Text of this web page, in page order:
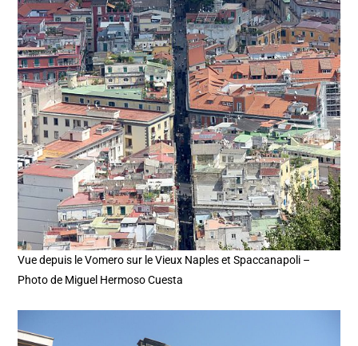
Vue depuis le Vomero sur le Vieux Naples et Spaccanapoli –
Photo de Miguel Hermoso Cuesta